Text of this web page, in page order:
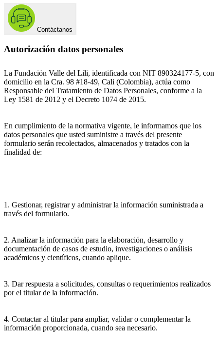
Contáctanos
Autorización datos personales
La Fundación Valle del Lili, identificada con NIT 890324177-5, con
domicilio en la Cra. 98 #18-49, Cali (Colombia), actúa como
Responsable del Tratamiento de Datos Personales, conforme a la
Ley 1581 de 2012 y el Decreto 1074 de 2015.
En cumplimiento de la normativa vigente, le informamos que los
datos personales que usted suministre a través del presente
formulario serán recolectados, almacenados y tratados con la
finalidad de:
1. Gestionar, registrar y administrar la información suministrada a
través del formulario.
2. Analizar la información para la elaboración, desarrollo y
documentación de casos de estudio, investigaciones o análisis
académicos y científicos, cuando aplique.
3. Dar respuesta a solicitudes, consultas o requerimientos realizados
por el titular de la información.
4. Contactar al titular para ampliar, validar o complementar la
información proporcionada, cuando sea necesario.